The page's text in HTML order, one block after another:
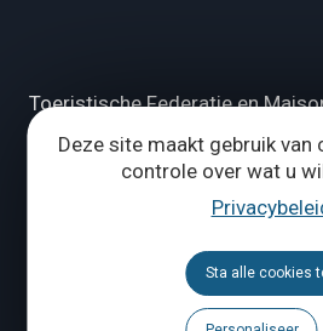
Deze site maakt gebruik van
controle over wat u
Sta alle cookies
Toeristische Federatie en
Provincie Waals-
Wie zijn wij ?
Tél.+32 (0) 10 56